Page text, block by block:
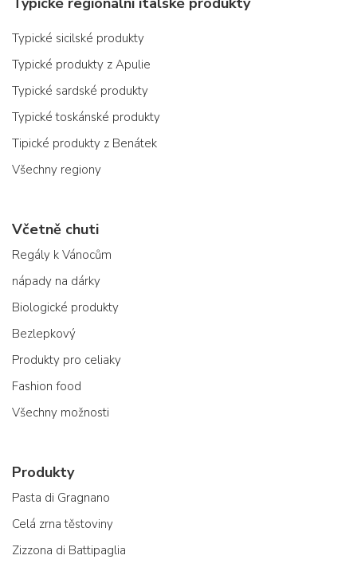
Typické sicilské produkty
Typické produkty z Apulie
Typické sardské produkty
Typické toskánské produkty
Tipické produkty z Benátek
Všechny regiony
Včetně chuti
Regály k Vánocům
nápady na dárky
Biologické produkty
Bezlepkový
Produkty pro celiaky
Fashion food
Všechny možnosti
Produkty
Pasta di Gragnano
Celá zrna těstoviny
Zizzona di Battipaglia